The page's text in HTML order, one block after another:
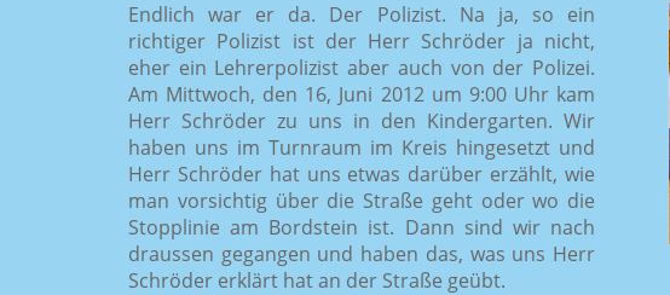
Endlich war er da. Der Polizist. Na ja, so ein
richtiger Polizist ist der Herr Schröder ja nicht,
eher ein Lehrerpolizist aber auch von der Polizei.
Am Mittwoch, den 16, Juni 2012 um 9:00 Uhr kam
Herr Schröder zu uns in den Kindergarten. Wir
haben uns im Turnraum im Kreis hingesetzt und
Herr Schröder hat uns etwas darüber erzählt, wie
man vorsichtig über die Straße geht oder wo die
Stopplinie am Bordstein ist. Dann sind wir nach
draussen gegangen und haben das, was uns Herr
Schröder erklärt hat an der Straße geübt.